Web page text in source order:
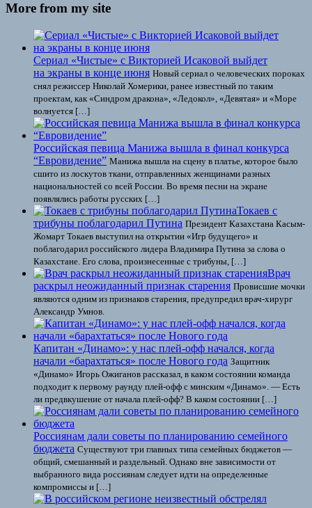
More from my site
Сериал «Чистые» с Викторией Исаковой выйдет
на экраны в конце июня Новый сериал о человеческих пороках
снял режиссер Николай Хомерики, ранее известный по таким
проектам, как «Синдром дракона», «Ледокол», «Девятая» и «Море
волнуется […]
Российская певица Манижа вышла в финал конкурса
“Евровидение” Манижа вышла на сцену в платье, которое было
сшито из лоскутов ткани, отправленных женщинами разных
национальностей со всей России. Во время песни на экране
появлялись работы русских […]
Токаев с
трибуны поблагодарил Путина Президент Казахстана Касым-
Жомарт Токаев выступил на открытии «Игр будущего» и
поблагодарил российского лидера Владимира Путина за слова о
Казахстане. Его слова, произнесенные с трибуны, […]
Врач
раскрыл неожиданный признак старения Провисшие мочки
являются одним из признаков старения, предупредил врач-хирург
Александр Умнов.
Капитан «Динамо»: у нас плей-офф начался, когда
начали «барахтаться» после Нового года Защитник
«Динамо» Игорь Ожиганов рассказал, в каком состоянии команда
подходит к первому раунду плей-офф с минским «Динамо». — Есть
ли предвкушение от начала плей-офф? В каком состоянии […]
Россиянам дали советы по планированию семейного
бюджета Существуют три главных типа семейных бюджетов —
общий, смешанный и раздельный. Однако вне зависимости от
выбранного вида россиянам следует идти на определенные
компромиссы и […]